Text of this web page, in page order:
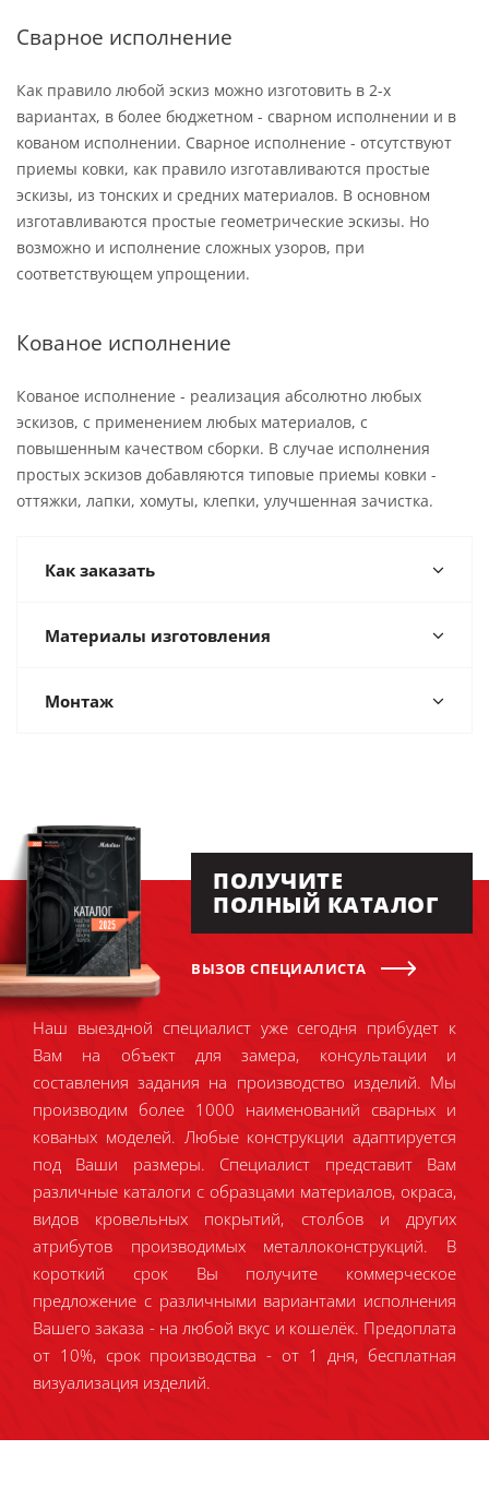
Сварное исполнение
Как правило любой эскиз можно изготовить в 2-х
вариантах, в более бюджетном - сварном исполнении и в
кованом исполнении. Сварное исполнение - отсутствуют
приемы ковки, как правило изготавливаются простые
эскизы, из тонских и средних материалов. В основном
изготавливаются простые геометрические эскизы. Но
возможно и исполнение сложных узоров, при
соответствующем упрощении.
Кованое исполнение
Кованое исполнение - реализация абсолютно любых
эскизов, с применением любых материалов, с
повышенным качеством сборки. В случае исполнения
простых эскизов добавляются типовые приемы ковки -
оттяжки, лапки, хомуты, клепки, улучшенная зачистка.
Как заказать
Материалы изготовления
Монтаж
ПОЛУЧИТЕ
ПОЛНЫЙ КАТАЛОГ
ВЫЗОВ СПЕЦИАЛИСТА
Наш выездной специалист уже сегодня прибудет к
Вам на объект для замера, консультации и
составления задания на производство изделий. Мы
производим более 1000 наименований сварных и
кованых моделей. Любые конструкции адаптируется
под Ваши размеры. Специалист представит Вам
различные каталоги с образцами материалов, окраса,
видов кровельных покрытий, столбов и других
атрибутов производимых металлоконструкций. В
короткий срок Вы получите коммерческое
предложение с различными вариантами исполнения
Вашего заказа - на любой вкус и кошелёк. Предоплата
от 10%, срок производства - от 1 дня, бесплатная
визуализация изделий.